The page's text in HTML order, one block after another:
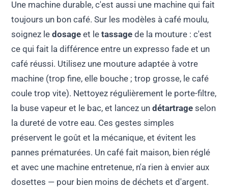
Une machine durable, c'est aussi une machine qui fait
toujours un bon café. Sur les modèles à café moulu,
soignez ledosage et letassage de la mouture : c'est
ce qui fait la différence entre un expresso fade et un
café réussi. Utilisez une mouture adaptée à votre
machine (trop fine, elle bouche ; trop grosse, le café
coule trop vite). Nettoyez régulièrement le porte-filtre,
la buse vapeur et le bac, et lancez undétartrage selon
la dureté de votre eau. Ces gestes simples
préservent le goût et la mécanique, et évitent les
pannes prématurées. Un café fait maison, bien réglé
et avec une machine entretenue, n'a rien à envier aux
dosettes — pour bien moins de déchets et d'argent.